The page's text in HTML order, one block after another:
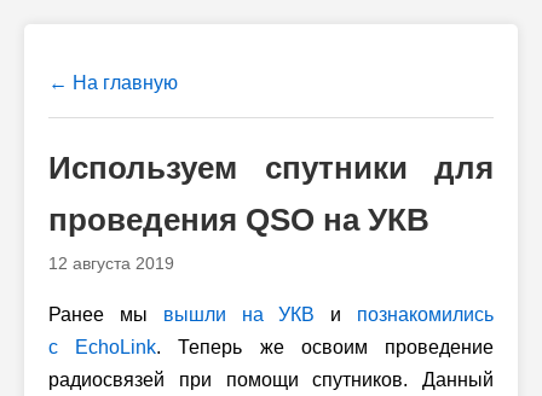
← На главную
Используем спутники для
проведения QSO на УКВ
12 августа 2019
Ранее мы вышли на УКВ и познакомились
с EchoLink. Теперь же освоим проведение
радиосвязей при помощи спутников. Данный